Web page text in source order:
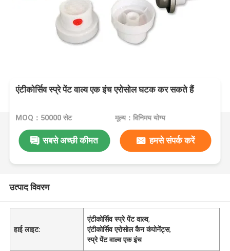
एंटीकोर्सिव स्प्रे पेंट वाल्व एक इंच एरोसोल घटक कर सकते हैं
MOQ：50000 सेट मूल्य：विनिमय योग्य
सबसे अच्छी कीमत हमसे संपर्क करें
उत्पाद विवरण
हाई लाइट:
एंटीकोर्सिव स्प्रे पेंट वाल्व,
एंटीकोर्सिव एरोसोल कैन कंपोनेंट्स,
स्प्रे पेंट वाल्व एक इंच